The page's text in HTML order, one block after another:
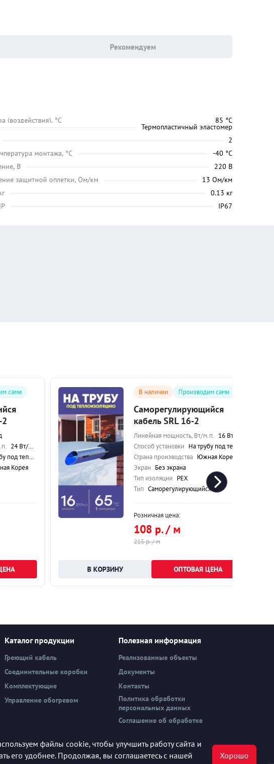
Рекомендуем
(воздействия), °C 85 °C
Термопластичный эластомер
2
монтажа, °C
-40 °C
В
220 В
защитной оплетки, Ом/км
13 Ом/км
0.13 кг
IP67
сами
24 Вт/м.п.
теплоизоляцию
Корея
В наличии Производим сами
Саморегулирующийся
кабель SRL 16-2
Линейная мощность, Вт/м.п. 16 Вт/м.п.
Способ установки На трубу под теплоизоляцию
Страна производства Южная Корея
Экран Без экрана
Тип изоляции PEX
Тип Саморегулирующийся
Розничная цена:
108 р. / м
215 р. / м
ОПТОВАЯ ЦЕНА
Каталог продукции
Греющий кабель
Соединительные коробки
Комплектующие
Управление обогревом
Полезная информация
Реализованные объекты
Документы
Контакты
Политика обработки
персональных данных
Соглашение об обработке
файлы cookie, чтобы улучшить работу сайта и
его удобнее. Продолжая, вы соглашаетесь с нашей
Хорошо